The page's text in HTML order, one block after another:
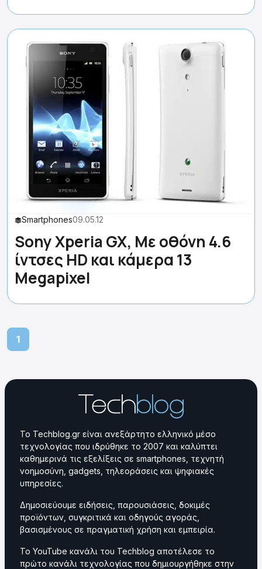
Smartphones09.05.12
Sony Xperia GX, Με οθόνη 4.6
ίντσες HD και κάμερα 13
Megapixel
1
Το Techblog.gr είναι ανεξάρτητο ελληνικό μέσο
τεχνολογίας που ιδρύθηκε το 2007 και καλύπτει
καθημερινά τις εξελίξεις σε smartphones, τεχνητή
νοημοσύνη, gadgets, τηλεοράσεις και ψηφιακές
υπηρεσίες.
Δημοσιεύουμε ειδήσεις, παρουσιάσεις, δοκιμές
προϊόντων, συγκριτικά και οδηγούς αγοράς,
βασισμένους σε πραγματική χρήση και εμπειρία.
Το YouTube κανάλι του Techblog αποτέλεσε το
πρώτο κανάλι τεχνολογίας που δημιουργήθηκε στην